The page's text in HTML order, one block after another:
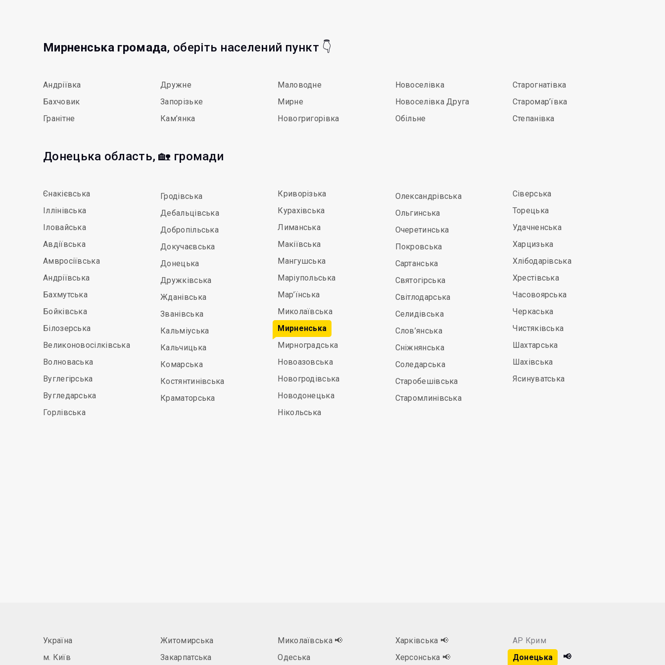
Мирненська громада, оберіть населений пункт 👇
Андріївка
Бахчовик
Гранітне
Дружне
Запорізьке
Кам’янка
Маловодне
Мирне
Новогригорівка
Новоселівка
Новоселівка Друга
Обільне
Старогнатівка
Старомар’ївка
Степанівка
Донецька область, 🏡 громади
Єнакієвська
Іллінівська
Іловайська
Авдіївська
Амвросіївська
Андріївська
Бахмутська
Бойківська
Білозерська
Великоновосілківська
Волноваська
Вуглегірська
Вугледарська
Горлівська
Гродівська
Дебальцівська
Добропільська
Докучаєвська
Донецька
Дружківська
Жданівська
Званівська
Кальміуська
Кальчицька
Комарська
Костянтинівська
Краматорська
Криворізька
Курахівська
Лиманська
Макіївська
Мангушська
Маріупольська
Мар’їнська
Миколаївська
Мирненська
Мирноградська
Новоазовська
Новогродівська
Новодонецька
Нікольська
Олександрівська
Ольгинська
Очеретинська
Покровська
Сартанська
Святогірська
Світлодарська
Селидівська
Слов’янська
Сніжнянська
Соледарська
Старобешівська
Старомлинівська
Сіверська
Торецька
Удачненська
Харцизька
Хлібодарівська
Хрестівська
Часовоярська
Черкаська
Чистяківська
Шахтарська
Шахівська
Ясинуватська
Україна
м. Київ
Житомирська
Закарпатська
Миколаївська 📢
Одеська
Харківська 📢
Херсонська 📢
АР Крим
Донецька
📢